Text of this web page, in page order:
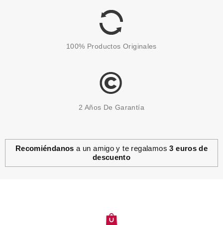
100% Productos Originales
2 Años De Garantía
Recomiéndanos a un amigo y te regalamos3 euros de
descuento